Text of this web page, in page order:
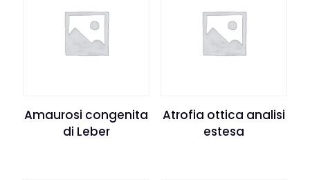
Amaurosi congenita
di Leber
Atrofia ottica analisi
estesa